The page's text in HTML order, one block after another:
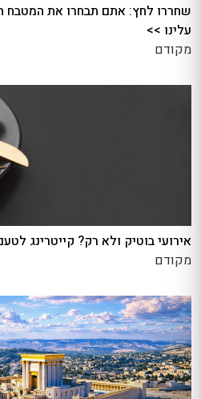
שחררו לחץ: אתם תבחרו את
עלינו >>
מקודם
אירועי בוטיק ולא רק? קייטרינג
מקודם